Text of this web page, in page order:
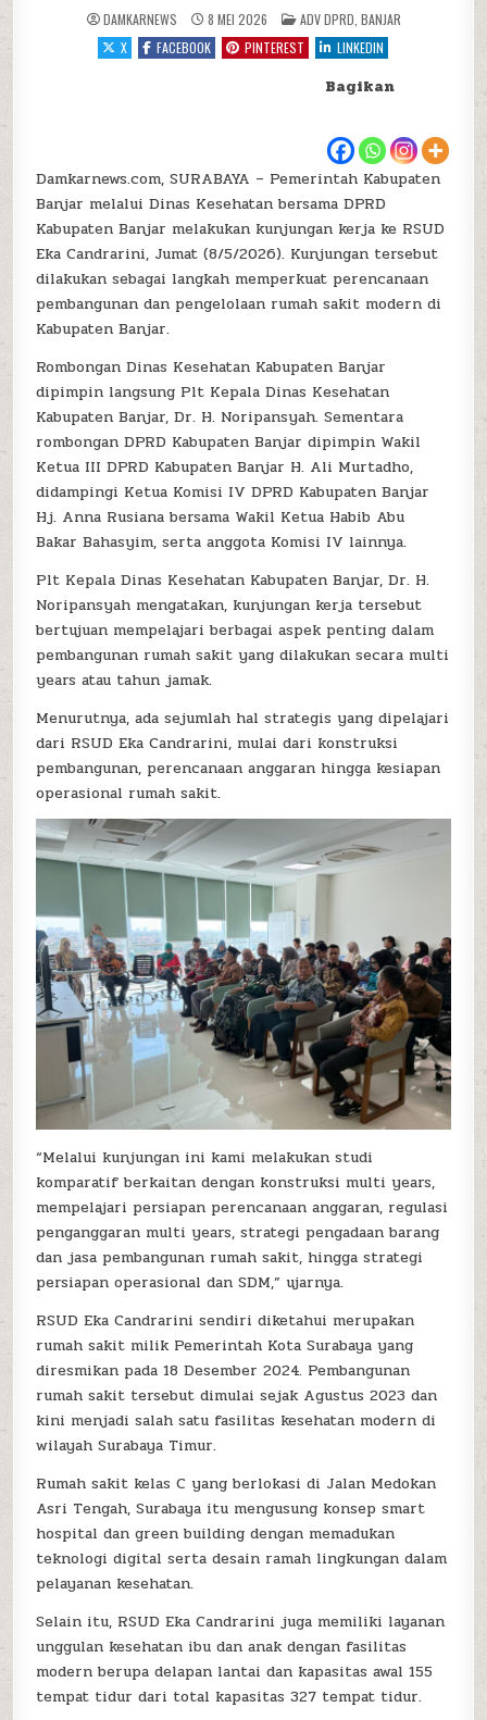
DAMKARNEWS 8 MEI 2026 POSTED IN
ADV DPRD BANJAR
X
FACEBOOK PINTEREST LINKEDIN
Bagikan
Damkarnews.com, SURABAYA – Pemerintah Kabupaten
Banjar melalui Dinas Kesehatan bersama DPRD
Kabupaten Banjar melakukan kunjungan kerja ke RSUD
Eka Candrarini, Jumat (8/5/2026). Kunjungan tersebut
dilakukan sebagai langkah memperkuat perencanaan
pembangunan dan pengelolaan rumah sakit modern di
Kabupaten Banjar.
Rombongan Dinas Kesehatan Kabupaten Banjar
dipimpin langsung Plt Kepala Dinas Kesehatan
Kabupaten Banjar, Dr. H. Noripansyah. Sementara
rombongan DPRD Kabupaten Banjar dipimpin Wakil
Ketua III DPRD Kabupaten Banjar H. Ali Murtadho,
didampingi Ketua Komisi IV DPRD Kabupaten Banjar
Hj. Anna Rusiana bersama Wakil Ketua Habib Abu
Bakar Bahasyim, serta anggota Komisi IV lainnya.
Plt Kepala Dinas Kesehatan Kabupaten Banjar, Dr. H.
Noripansyah mengatakan, kunjungan kerja tersebut
bertujuan mempelajari berbagai aspek penting dalam
pembangunan rumah sakit yang dilakukan secara multi
years atau tahun jamak.
Menurutnya, ada sejumlah hal strategis yang dipelajari
dari RSUD Eka Candrarini, mulai dari konstruksi
pembangunan, perencanaan anggaran hingga kesiapan
operasional rumah sakit.
“Melalui kunjungan ini kami melakukan studi
komparatif berkaitan dengan konstruksi multi years,
mempelajari persiapan perencanaan anggaran, regulasi
penganggaran multi years, strategi pengadaan barang
dan jasa pembangunan rumah sakit, hingga strategi
persiapan operasional dan SDM,” ujarnya.
RSUD Eka Candrarini sendiri diketahui merupakan
rumah sakit milik Pemerintah Kota Surabaya yang
diresmikan pada 18 Desember 2024. Pembangunan
rumah sakit tersebut dimulai sejak Agustus 2023 dan
kini menjadi salah satu fasilitas kesehatan modern di
wilayah Surabaya Timur.
Rumah sakit kelas C yang berlokasi di Jalan Medokan
Asri Tengah, Surabaya itu mengusung konsep smart
hospital dan green building dengan memadukan
teknologi digital serta desain ramah lingkungan dalam
pelayanan kesehatan.
Selain itu, RSUD Eka Candrarini juga memiliki layanan
unggulan kesehatan ibu dan anak dengan fasilitas
modern berupa delapan lantai dan kapasitas awal 155
tempat tidur dari total kapasitas 327 tempat tidur.